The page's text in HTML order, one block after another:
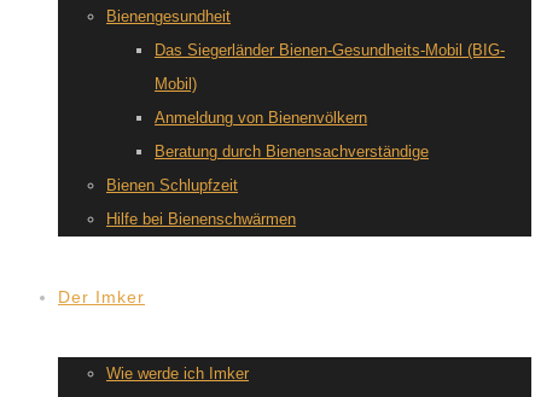
Bienengesundheit
Das Siegerländer Bienen-Gesundheits-Mobil (BIG-
Mobil)
Anmeldung von Bienenvölkern
Beratung durch Bienensachverständige
Bienen Schlupfzeit
Hilfe bei Bienenschwärmen
Der Imker
Wie werde ich Imker